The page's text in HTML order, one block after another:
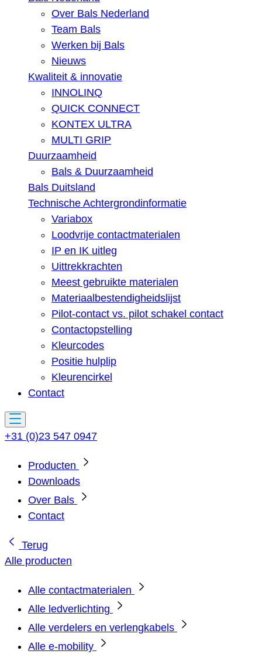
Over Bals Nederland
Team Bals
Werken bij Bals
Nieuws
Kwaliteit & innovatie
INNOLINQ
QUICK CONNECT
KONTEX ULTRA
MULTI GRIP
Duurzaamheid
Bals & Duurzaamheid
Bals Duitsland
Technische Achtergrondinformatie
Variabox
Loodvrije contactmaterialen
IP en IK uitleg
Uittrekkrachten
Meest gebruikte materialen
Materiaalbestendigheidslijst
Pilot-contact vs. pilot schakel contact
Contactopstelling
Kleurcodes
Positie hulplip
Kleurencirkel
Contact
+31 (0)23 547 0947
Producten
Downloads
Over Bals
Contact
Terug
Alle producten
Alle contactmaterialen
Alle ledverlichting
Alle verdelers en verlengkabels
Alle e-mobility